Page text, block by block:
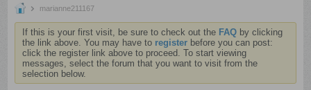
marianne211167
If this is your first visit, be sure to check out the FAQ by clicking
the link above. You may have to register before you can post:
click the register link above to proceed. To start viewing
messages, select the forum that you want to visit from the
selection below.